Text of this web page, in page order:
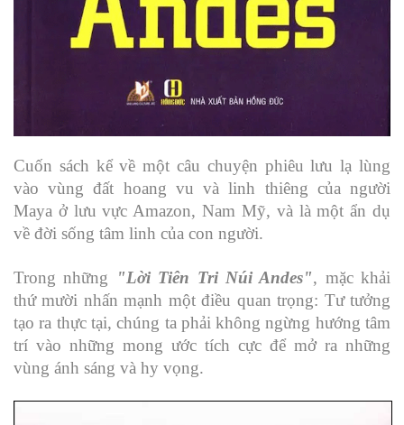
Cuốn sách kể về một câu chuyện phiêu lưu lạ lùng
vào vùng đất hoang vu và linh thiêng của người
Maya ở lưu vực Amazon, Nam Mỹ, và là một ẩn dụ
về đời sống tâm linh của con người.
Trong những "Lời Tiên Tri Núi Andes", mặc khải
thứ mười nhấn mạnh một điều quan trọng: Tư tưởng
tạo ra thực tại, chúng ta phải không ngừng hướng tâm
trí vào những mong ước tích cực để mở ra những
vùng ánh sáng và hy vọng.